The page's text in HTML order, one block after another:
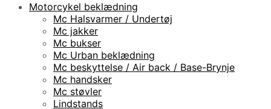
Motorcykel beklædning
Mc Halsvarmer / Undertøj
Mc jakker
Mc bukser
Mc Urban beklædning
Mc beskyttelse / Air back / Base-Brynje
Mc handsker
Mc støvler
Lindstands